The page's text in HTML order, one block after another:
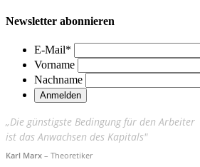
Newsletter abonnieren
E-Mail*
Vorname
Nachname
„Die günstigste Bedingung für den Arbeiter
ist das Anwachsen des Kapitals"
Karl Marx – Theoretiker